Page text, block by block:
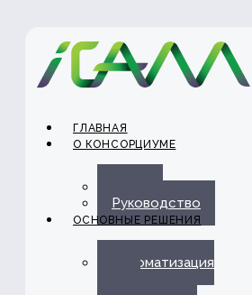
ГЛАВНАЯ
О КОНСОРЦИУМЕ
Руководство
ОСНОВНЫЕ РЕШЕНИЯ
Автоматизация